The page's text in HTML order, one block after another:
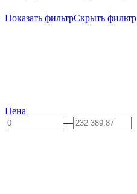
Показать фильтрСкрыть фильтр
Цена
—